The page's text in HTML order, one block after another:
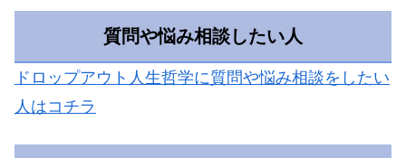
質問や悩み相談したい人
ドロップアウト人生哲学に質問や悩み相談をしたい
人はコチラ